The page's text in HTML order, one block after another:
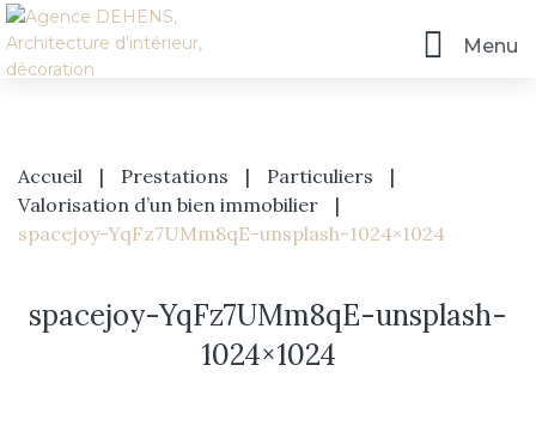
Menu
Accueil | Prestations | Particuliers
|
Valorisation d’un bien immobilier
|
spacejoy-YqFz7UMm8qE-unsplash-1024×1024
spacejoy-YqFz7UMm8qE-unsplash-
1024×1024